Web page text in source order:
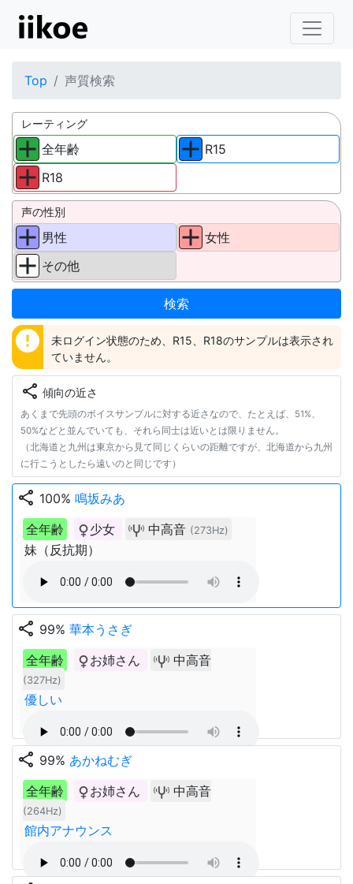
Top 声質検索
レーティング
全年齢
R18
R15
声の性別
男性
その他
女性
error
未ログイン状態のため、R15、R18のサンプルは表示され
ていません。
share 傾向の近さ
あくまで先頭のボイスサンプルに対する近さなので、たとえば、51%、
50%などと並んでいても、それら同士は近いとは限りません。
（北海道と九州は東京から見て同じくらいの距離ですが、北海道から九州
に行こうとしたら遠いのと同じです）
share 100% 鳴坂みあ
全年齢
少女 中高音 (273Hz)
妹（反抗期）
share 99% 華本うさぎ
全年齢
お姉さん 中高音
(327Hz)
優しい
share 99% あかねむぎ
全年齢
お姉さん 中高音
(264Hz)
館内アナウンス